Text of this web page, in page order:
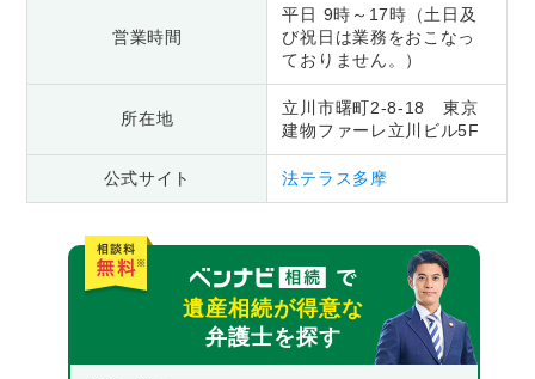
営業時間
平日 9時～17時（土日及
び祝日は業務をおこなっ
ておりません。）
所在地
立川市曙町2-8-18 東京
建物ファーレ立川ビル5F
公式サイト 法テラス多摩
遺産相続が得意な
弁護士を探す